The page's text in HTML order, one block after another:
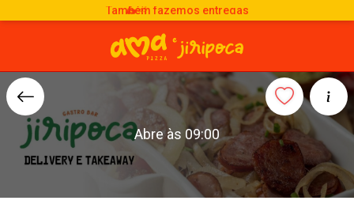
Também fazemos entregas
🛵💨
Abre às 09:00